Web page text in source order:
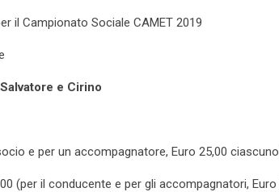
il Campionato Sociale CAMET 2019
e Cirino
e per un accompagnatore, Euro 25,00
(per il conducente e per gli accompagnatori,